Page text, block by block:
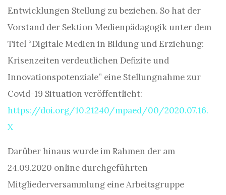
Entwicklungen Stellung zu beziehen. So hat der
Vorstand der Sektion Medienpädagogik unter dem
Titel “Digitale Medien in Bildung und Erziehung:
Krisenzeiten verdeutlichen Defizite und
Innovationspotenziale” eine Stellungnahme zur
Covid-19 Situation veröffentlicht:
https://doi.org/10.21240/mpaed/00/2020.07.16.
X
Darüber hinaus wurde im Rahmen der am
24.09.2020 online durchgeführten
Mitgliederversammlung eine Arbeitsgruppe